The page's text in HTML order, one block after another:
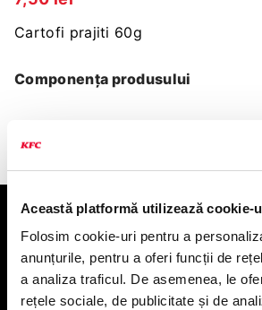
Această platformă utilizează cookie-
Folosim cookie-uri pentru a
anunțurile, pentru a oferi funcții de
a analiza traficul. De asemenea, le
rețele sociale, de publicitate și de
Cartofi prajiti 60g
Componența produsului
KFC
Meniu livrare
Meniu ridicare